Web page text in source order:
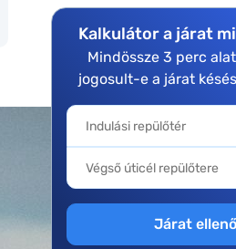
Kalkulátor a járat
Mindössze 3 perc
jogosult-e a járat
Járat